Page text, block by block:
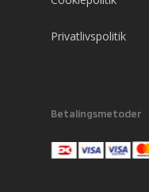
Privatlivspolitik
Betalingsmetoder